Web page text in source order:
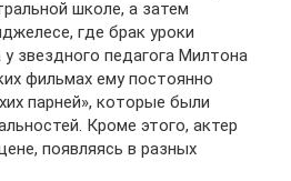
школе, а затем
где брак уроки
звездного педагога Милтона
фильмах ему постоянно
парней», которые были
Кроме этого, актер
появляясь в разных